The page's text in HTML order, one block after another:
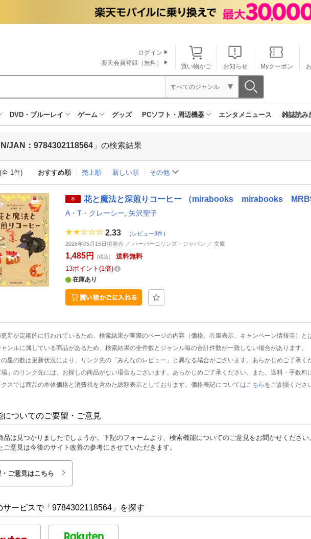
買い物かご お知らせ Myクーポン
ログイン
楽天会員登録（無料）
すべてのジャンル
DVD・ブルーレイ ゲーム グッズ PCソフト・周辺機器 エンタメニュース 雑誌読み
JAN：9784302118564 」の検索結果
全 1件) おすすめ順 売上順 新しい順 その他
本 花と魔法と深煎りコーヒー （mirabooks mirabooks
A・T・クレーシー 矢沢聖子
2.33 （ レビュー3件）
2026年05月15日頃発売 ／ ハーパーコリンズ・ジャパン ／ 文庫
1,485円 (税込)
送料無料
13ポイント 1倍
在庫あり
新が定期的に行われているため、検索結果が実際のページの内容（価格、在庫表示、キャンペーン情報等）と
ンルに属している商品があるため、検索結果の全件数とジャンル毎の合計件数が一致しない場合があります。
星の数は更新状況により、リンク先の「みんなのレビュー」と異なる場合がございます。あらかじめご了承く
」のリンク先には、お探しの商品がない場合もございます。あらかじめご了承ください。また、送料・手数料
スでは商品の本体価格と消費税を含めた総額表示としております。価格表記については こちら をご参照くださ
についてのご要望・ご意見
品は見つかりましたでしょうか。下記のフォームより、検索機能についてのご意見をお聞かせください
ご意見は今後のサイト改善の参考にさせていただきます。
ご意見はこちら
サービスで「9784302118564」を探す